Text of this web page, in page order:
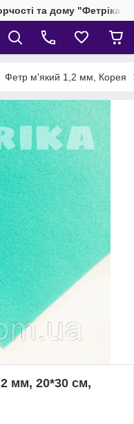
та дому "Фетріка"
Фетр м'який 1,2 мм, Корея
мм, 20*30 см,